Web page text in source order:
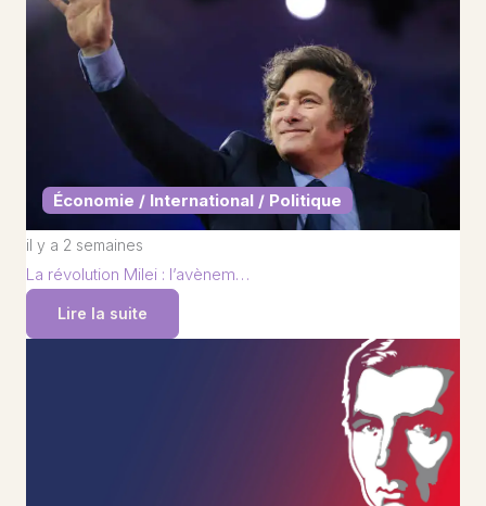
Économie / International / Politique
il y a 2 semaines
La révolution Milei : l’avènem…
Lire la suite